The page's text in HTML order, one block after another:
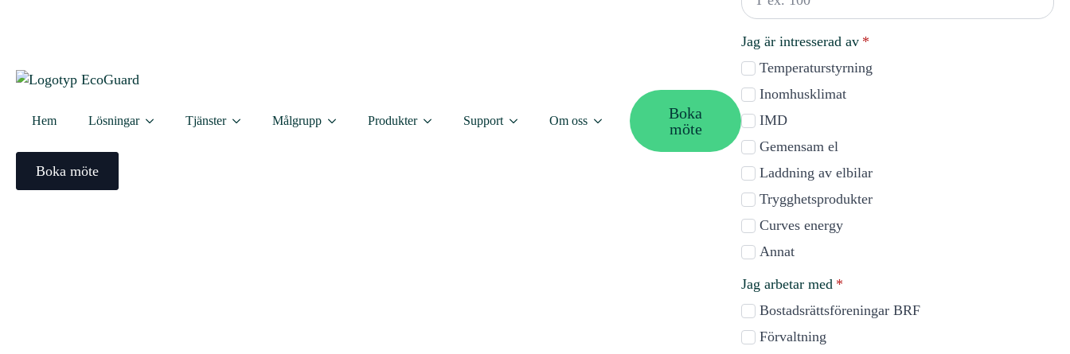
Hem Lösningar Tjänster Målgrupp Produkter Support Om oss
Boka
möte
Boka möte
Jag är intresserad av *
Temperaturstyrning
Inomhusklimat
IMD
Gemensam el
Laddning av elbilar
Trygghetsprodukter
Curves energy
Annat
Jag arbetar med *
Bostadsrättsföreningar BRF
Förvaltning
Styrelsemässan fungerar som ett forum där du på kort tid får kontakt med flera olika leverantörer. Ni kan fråga om olika lösningar för er
Varmt välkomna!